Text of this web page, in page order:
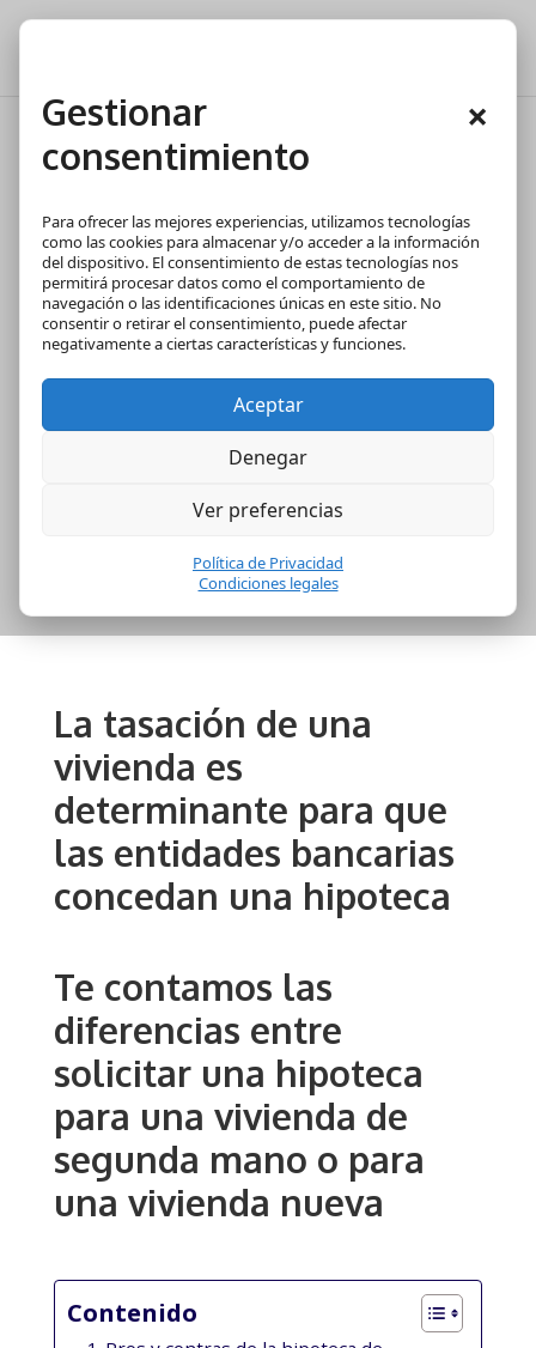
Gestionar
consentimiento
×
Para ofrecer las mejores experiencias, utilizamos tecnologías
como las cookies para almacenar y/o acceder a la información
del dispositivo. El consentimiento de estas tecnologías nos
permitirá procesar datos como el comportamiento de
navegación o las identificaciones únicas en este sitio. No
consentir o retirar el consentimiento, puede afectar
negativamente a ciertas características y funciones.
Aceptar
Denegar
Ver preferencias
Política de Privacidad
Condiciones legales
Pros y contras de la hipoteca
de segunda mano
La tasación de una
vivienda es
determinante para que
las entidades bancarias
concedan una hipoteca
Te contamos las
diferencias entre
solicitar una hipoteca
para una vivienda de
segunda mano o para
una vivienda nueva
Contenido